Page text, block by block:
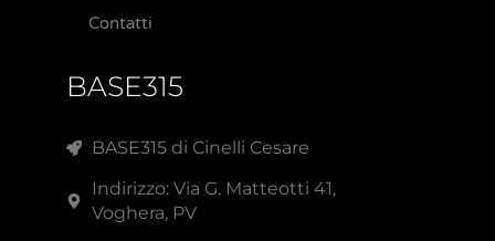
Contatti
BASE315
BASE315 di Cinelli Cesare
Indirizzo: Via G. Matteotti 41,
Voghera, PV